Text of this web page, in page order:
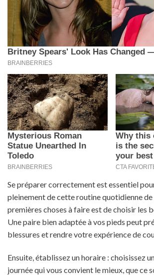
Se préparer correctement est essentiel
pleinement de cette routine quotidienne de
premières choses à faire est de choisir les
Une paire bien adaptée à vos pieds peut
blessures et rendre votre expérience de
Ensuite, établissez un horaire : choisissez
journée qui vous convient le mieux, que ce